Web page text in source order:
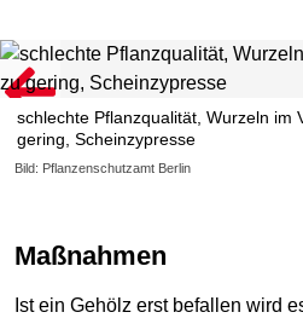
schlechte Pflanzqualität, Wurzeln im
gering, Scheinzypresse
Bild: Pflanzenschutzamt Berlin
Maßnahmen
Ist ein Gehölz erst befallen wird